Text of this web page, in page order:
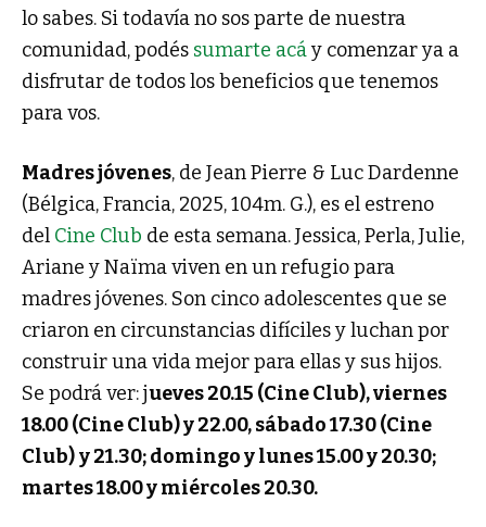
lo sabes. Si todavía no sos parte de nuestra
comunidad, podés sumarte acáy comenzar ya a
disfrutar de todos los beneficios que tenemos
para vos.
Madres jóvenes, de Jean Pierre & Luc Dardenne
(Bélgica, Francia, 2025, 104m. G.), es el estreno
del Cine Club de esta semana. Jessica, Perla, Julie,
Ariane y Naïma viven en un refugio para
madres jóvenes. Son cinco adolescentes que se
criaron en circunstancias difíciles y luchan por
construir una vida mejor para ellas y sus hijos.
Se podrá ver: jueves 20.15 (Cine Club), viernes
18.00 (Cine Club) y 22.00, sábado 17.30 (Cine
Club)y 21.30; domingo y lunes 15.00 y 20.30;
martes 18.00 y miércoles 20.30.